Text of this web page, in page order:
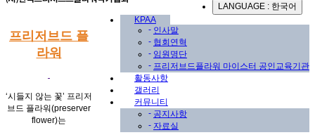
LANGUAGE : 한국어
KPAA
- 인사말
- 협회연혁
- 임원명단
- 프리저브드플라워 마이스터 공인교육기관
활동사항
갤러리
커뮤니티
- 공지사항
- 자료실
프리저브드 플
라워
‘시들지 않는 꽃’ 프리저
브드 플라워(preserver
flower)는